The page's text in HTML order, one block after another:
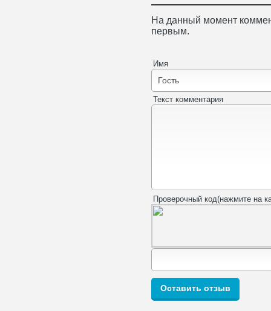
На данный момент
первым.
Имя
Текст комментария
Проверочный код(нажмите на